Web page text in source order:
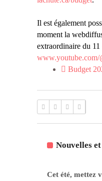
Il est également
moment la
extraordinaire du 11
www.youtube.com/
Budget
Nouvelles
Cet été, mettez